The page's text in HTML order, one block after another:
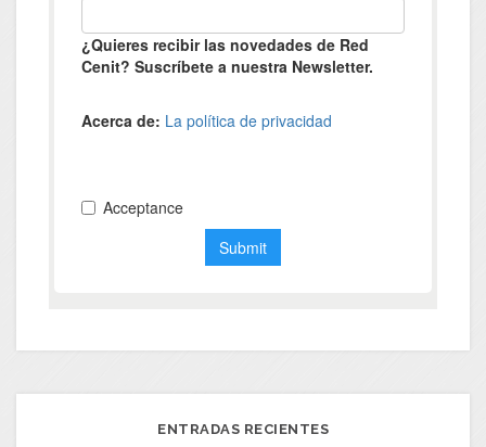
ENTRADAS RECIENTES